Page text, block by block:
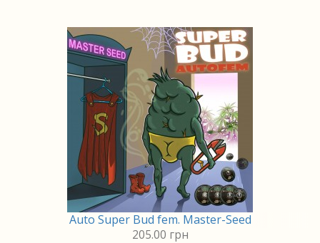
Auto Super Bud fem. Master-Seed
205.00 грн